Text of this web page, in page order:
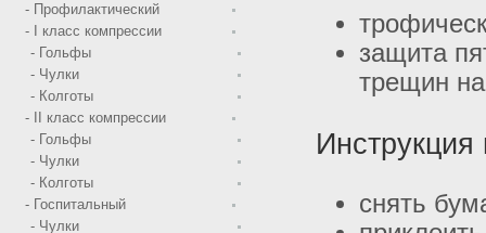
защита
трещин
снять
- Профилактический
- I класс компрессии
- Гольфы
- Чулки
- Колготы
- II класс компрессии
- Гольфы
- Чулки
- Колготы
- Госпитальный
- Чулки